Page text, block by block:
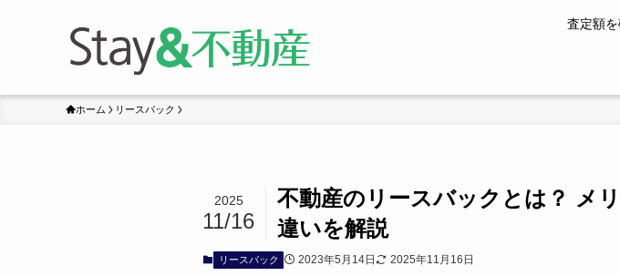
査定額
ホーム リースバック
不動産のリースバックとは？ メ
違いを解説
2025
11/16
リースバック 2023年5月14日 2025年11月16日